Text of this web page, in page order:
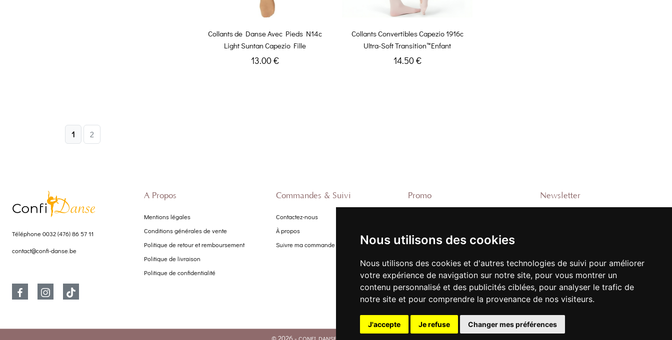
Nous utilisons des cookies
Nous utilisons des cookies et d'autres technologies de suivi pour améliorer
votre expérience de navigation sur notre site, pour vous montrer un
contenu personnalisé et des publicités ciblées, pour analyser le trafic de
notre site et pour comprendre la provenance de nos visiteurs.
J'accepte Je refuse Changer mes préférences
Collants de Danse Avec Pieds N14c
Light Suntan Capezio Fille
13.00 €
Collants Convertibles Capezio 1916c
Ultra-Soft Transition™Enfant
14.50 €
1 2
Téléphone 0032 (476) 86 57 11
contact@confi-danse.be
À Propos
Mentions légales
Conditions générales de vente
Politique de retour et remboursement
Politique de livraison
Politique de confidentialité
Commandes & Suivi
Contactez-nous
À propos
Suivre ma commande
Promo
Promo Homme
Promo Enfant
Newsletter
M'ENREGISTRER